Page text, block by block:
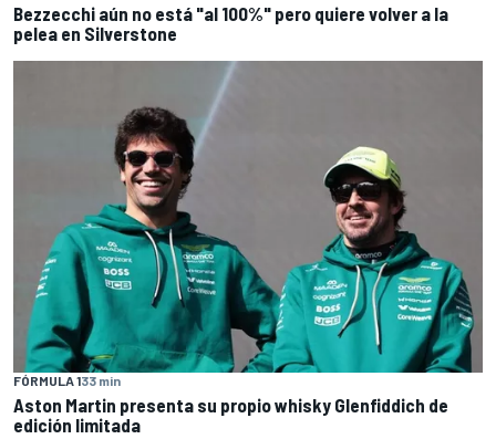
Bezzecchi aún no está "al 100%" pero quiere volver a la
pelea en Silverstone
FÓRMULA 133 min
Aston Martin presenta su propio whisky Glenfiddich de
edición limitada